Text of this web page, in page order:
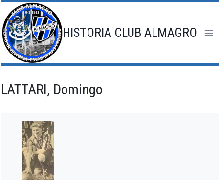
Saltar
al
contenido
HISTORIA CLUB ALMAGRO
LATTARI, Domingo